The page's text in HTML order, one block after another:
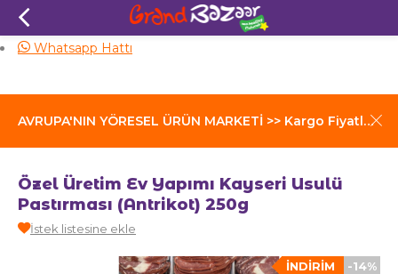
AVRUPA'NIN YÖRESEL ÜRÜN MARKETİ >> Kargo Fiyatları İçin Tıklayınız
Aynı Gün Kargo
Whatsapp Hattı
Özel Üretim Ev Yapımı Kayseri Usulü
Pastırması (Antrikot) 250g
İstek listesine ekle
-14%
İNDIRIM